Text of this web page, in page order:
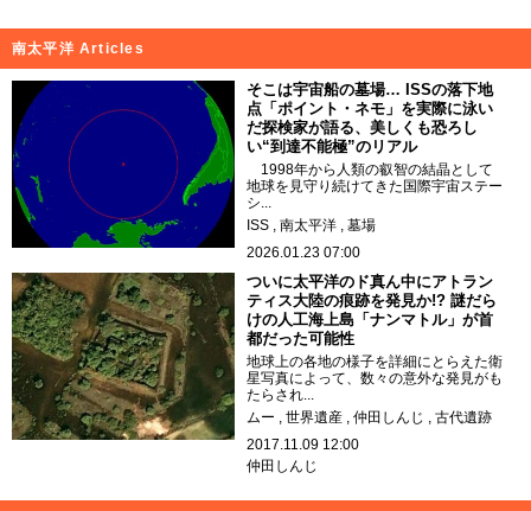
南太平洋 Articles
そこは宇宙船の墓場… ISSの落下地
点「ポイント・ネモ」を実際に泳い
だ探検家が語る、美しくも恐ろし
い“到達不能極”のリアル
1998年から人類の叡智の結晶として
地球を見守り続けてきた国際宇宙ステー
シ...
ISS
南太平洋
墓場
2026.01.23 07:00
ついに太平洋のド真ん中にアトラン
ティス大陸の痕跡を発見か!? 謎だら
けの人工海上島「ナンマトル」が首
都だった可能性
地球上の各地の様子を詳細にとらえた衛
星写真によって、数々の意外な発見がも
たらされ...
ムー
世界遺産 仲田しんじ
古代遺跡
2017.11.09 12:00
仲田しんじ